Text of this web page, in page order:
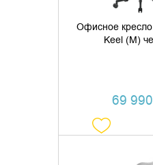
Офисное
Keel (M)
69 990